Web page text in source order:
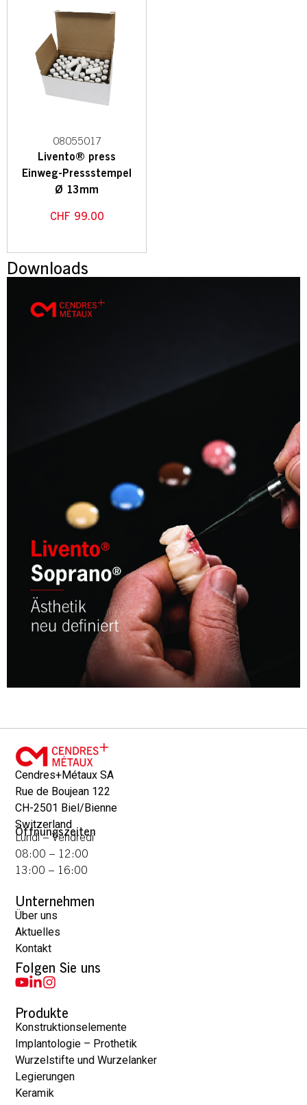
08055017
Livento® press
Einweg-Pressstempel
Ø 13mm
CHF 99.00
Downloads
Cendres+Métaux SA
Rue de Boujean 122
CH-2501 Biel/Bienne
Switzerland
Öffnungszeiten
Lundi – Vendredi
08:00 – 12:00
13:00 – 16:00
Unternehmen
Über uns
Aktuelles
Kontakt
Folgen Sie uns
Produkte
Konstruktionselemente
Implantologie – Prothetik
Wurzelstifte und Wurzelanker
Legierungen
Keramik